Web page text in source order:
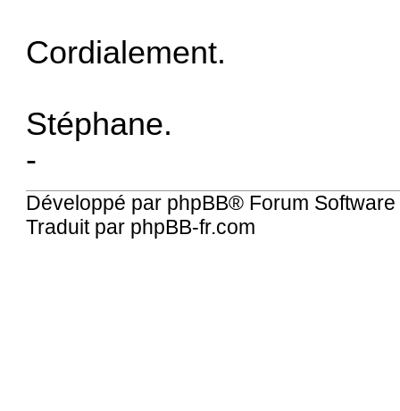
Cordialement.
Stéphane.
-
Développé par phpBB® Forum
Traduit par phpBB-fr.com